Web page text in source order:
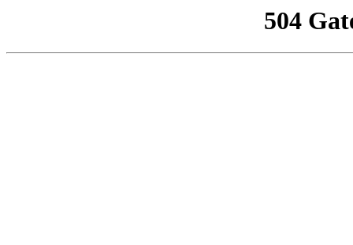
504